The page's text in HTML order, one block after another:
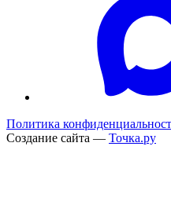
Политика
Создание сайта — Точка.ру